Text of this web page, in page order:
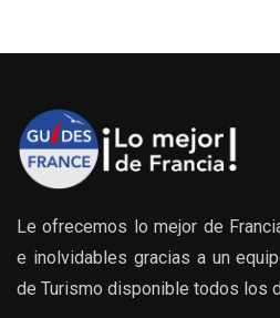
Le ofrecemos lo mejor de
e inolvidables gracias a un
de Turismo disponible todos los